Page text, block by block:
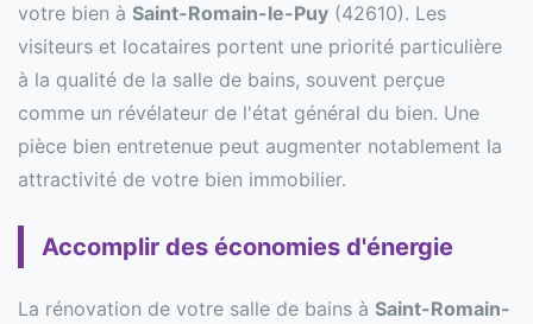
votre bien à Saint-Romain-le-Puy (42610). Les
visiteurs et locataires portent une priorité particulière
à la qualité de la salle de bains, souvent perçue
comme un révélateur de l'état général du bien. Une
pièce bien entretenue peut augmenter notablement la
attractivité de votre bien immobilier.
Accomplir des économies d'énergie
La rénovation de votre salle de bains à Saint-Romain-